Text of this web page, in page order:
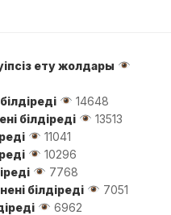
ету жолдары
14648
білдіреді
13513
11041
10296
7768
білдіреді
7051
6962